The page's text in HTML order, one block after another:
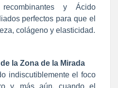
recombinantes y Ácido
perfectos para que el
colágeno y elasticidad.
la Zona de la Mirada
indiscutiblemente el foco
y, más aún, cuando el